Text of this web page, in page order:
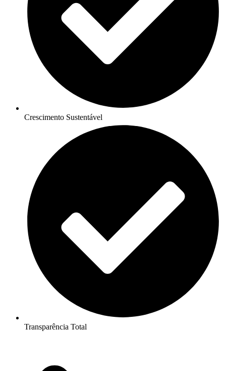
Crescimento Sustentável
Transparência Total